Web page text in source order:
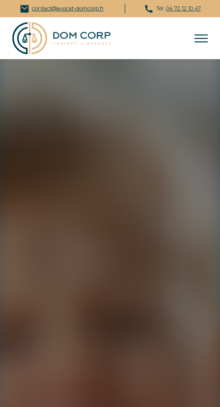
contact@avocat-domcorp.fr Tél. 04 72 12 10 47